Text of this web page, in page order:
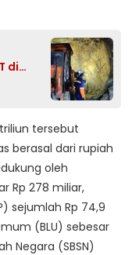
di
tersebut
berasal dari rupiah
oleh
Rp 278 miliar,
sejumlah Rp 74,9
(BLU) sebesar
Negara (SBSN)